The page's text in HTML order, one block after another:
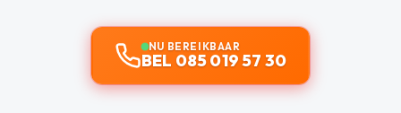
NU BEREIKBAAR
BEL 085 019 57 30